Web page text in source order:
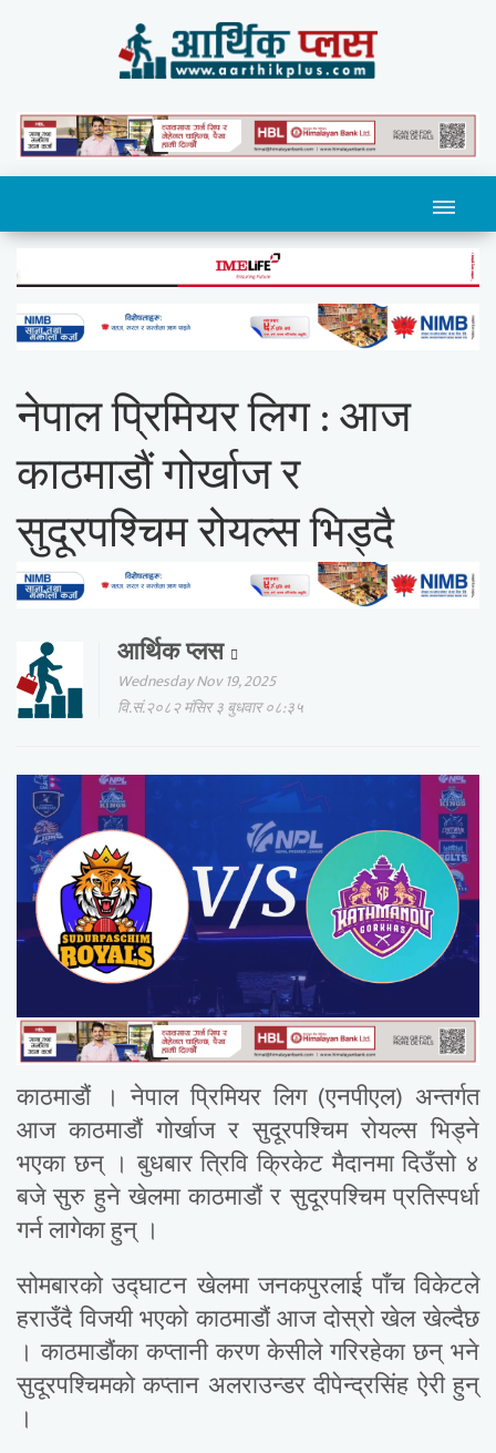
नेपाल प्रिमियर लिग : आज
काठमाडौं गोर्खाज र
सुदूरपश्चिम रोयल्स भिड्दै
आर्थिक प्लस
Wednesday Nov 19, 2025
वि.सं.२०८२ मंसिर ३ बुधवार ०८:३५
काठमाडौं । नेपाल प्रिमियर लिग (एनपीएल) अन्तर्गत
आज काठमाडौं गोर्खाज र सुदूरपश्चिम रोयल्स भिड्ने
भएका छन् । बुधबार त्रिवि क्रिकेट मैदानमा दिउँसो ४
बजे सुरु हुने खेलमा काठमाडौं र सुदूरपश्चिम प्रतिस्पर्धा
गर्न लागेका हुन् ।
सोमबारको उद्घाटन खेलमा जनकपुरलाई पाँच विकेटले
हराउँदै विजयी भएको काठमाडौं आज दोस्रो खेल खेल्दैछ
। काठमाडौंका कप्तानी करण केसीले गरिरहेका छन् भने
सुदूरपश्चिमको कप्तान अलराउन्डर दीपेन्द्रसिंह ऐरी हुन्
।